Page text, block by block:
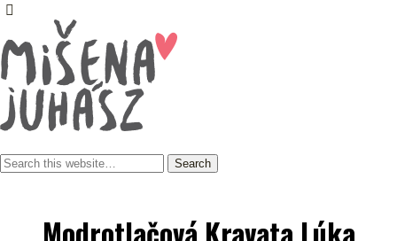
Modrotlačová Kravata Lúka